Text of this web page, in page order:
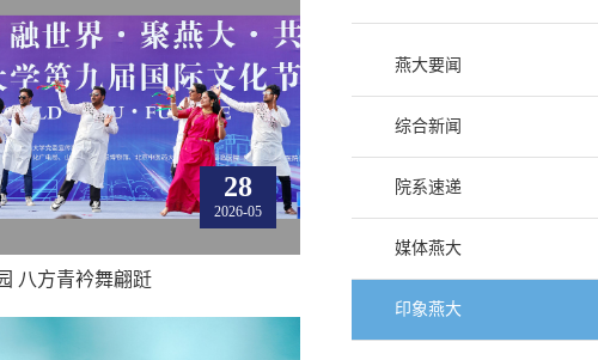
燕大要闻
综合新闻
院系速递
媒体燕大
印象燕大
28
2026-05
八方青衿舞翩跹